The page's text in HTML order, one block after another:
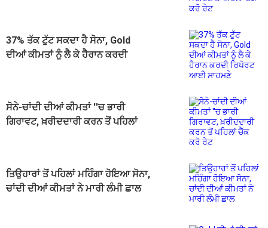
37% ਤੱਕ ਟੁੱਟ ਸਕਦਾ ਹੈ ਸੋਨਾ, Gold
ਦੀਆਂ ਕੀਮਤਾਂ ਨੂੰ ਲੈ ਕੇ ਹੈਰਾਨ ਕਰਦੀ
ਸੋਨੇ-ਚਾਂਦੀ ਦੀਆਂ ਕੀਮਤਾਂ ''ਚ ਭਾਰੀ
ਗਿਰਾਵਟ, ਖ਼ਰੀਦਦਾਰੀ ਕਰਨ ਤੋਂ ਪਹਿਲਾਂ
ਤਿਉਹਾਰਾਂ ਤੋਂ ਪਹਿਲਾਂ ਮਹਿੰਗਾ ਹੋਇਆ ਸੋਨਾ,
ਚਾਂਦੀ ਦੀਆਂ ਕੀਮਤਾਂ ਨੇ ਮਾਰੀ ਲੰਮੀ ਛਾਲ